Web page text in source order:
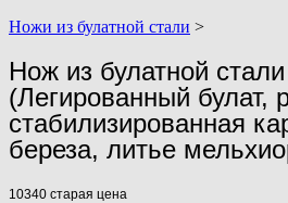
Ножи из булатной стали >
Нож из булатной
(Легированный булат,
стабилизированная
береза, литье
10340 старая цена